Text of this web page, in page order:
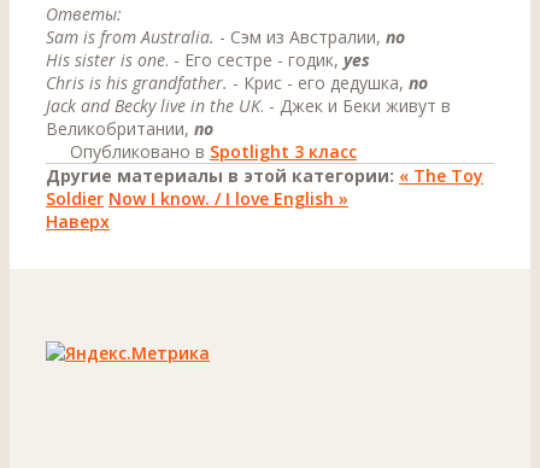
Ответы:
Sam is from Australia. - Сэм из Австралии, nо
His sister is one. - Его сестре - годик, yes
Chris is his grandfather. - Крис - его дедушка, no
Jack and Becky live in the UK. - Джек и Беки живут в
Великобритании, nо
Опубликовано в Spotlight 3 класс
Другие материалы в этой категории: « The Toy
Soldier Now I know. / I love English »
Наверх